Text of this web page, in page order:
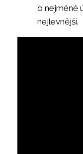
o nejméně
nejlevnější.